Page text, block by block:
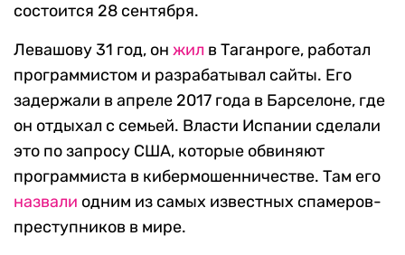
состоится 28 сентября.
Левашову 31 год, он жил в Таганроге, работал
программистом и разрабатывал сайты. Его
задержали в апреле 2017 года в Барселоне, где
он отдыхал с семьей. Власти Испании сделали
это по запросу США, которые обвиняют
программиста в кибермошенничестве. Там его
назвали одним из самых известных спамеров-
преступников в мире.